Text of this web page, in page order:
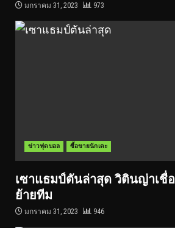
มกราคม 31, 2023 973
ข่าวฟุตบอล ซื้อขายนักเตะ
เซาแธมป์ตันล่าสุด วิตินญ่าเชื่
ย้ายทีม
มกราคม 31, 2023 946